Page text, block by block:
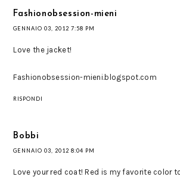
Fashionobsession-mieni
GENNAIO 03, 2012 7:58 PM
Love the jacket!
Fashionobsession-mieni.blogspot.com
RISPONDI
Bobbi
GENNAIO 03, 2012 8:04 PM
Love your red coat! Red is my favorite color